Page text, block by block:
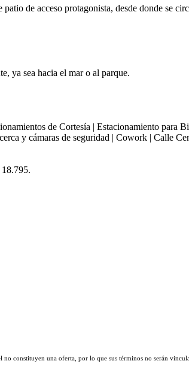
de acceso protagonista, desde donde se
ya sea hacia el mar o al parque.
de Cortesía | Estacionamiento
y cámaras de seguridad | Cowork | Calle
constituyen una oferta, por lo que sus términos no serán